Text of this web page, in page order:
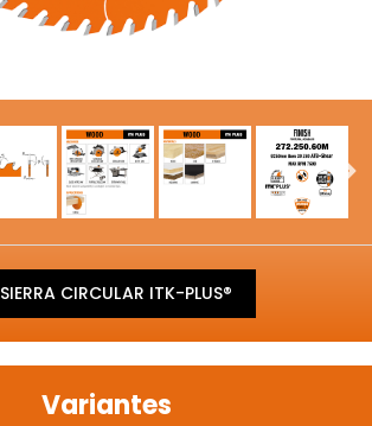
SIERRA CIRCULAR ITK-PLUS®
Variantes